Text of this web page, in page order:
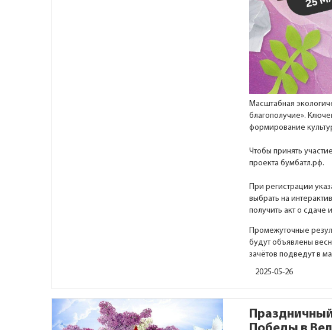
Масштабная
благополучие».
формирование
Чтобы принять
проекта бумбатл.рф.
При регистрации
выбрать на
получить акт о сдаче
Промежуточные
будут объявлены
зачётов подведут в
2025-05-26